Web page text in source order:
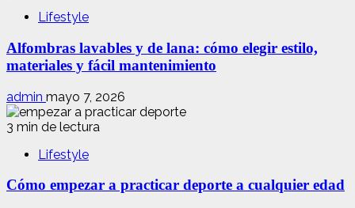
Lifestyle
Alfombras lavables y de lana: cómo elegir estilo,
materiales y fácil mantenimiento
admin mayo 7, 2026
3 min de lectura
Lifestyle
Cómo empezar a practicar deporte a cualquier edad